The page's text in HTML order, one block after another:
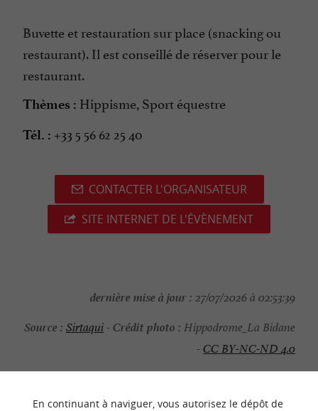
Buvette et restauration sur place (snacking ou
restaurant). Il est conseillé de réserver pour le
restaurant.
Thèmes : Hippisme, Sport équestre
Tél. : +33 5 56 62 25 40
CONTACTER L'ORGANISATEUR
SITE INTERNET DE L'ÉVÈNEMENT
dernière mise à jour : 27/07/2026 à 02:53:39
Source : Sirtaqui-Crédit photo : Hippodrome_La Bidane
-CC BY-NC-ND 4.0
En continuant à naviguer, vous autorisez le dépôt de